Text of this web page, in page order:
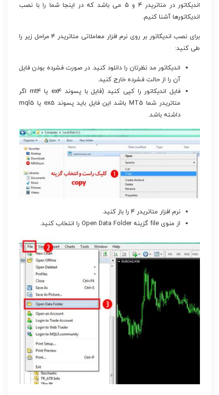
اندیکاتور در متاتریدر ۴ و ۵ می باشد که در اینجا شما را با نصب
اندیکاتورها آشنا کنیم.
برای نصب اندیکاتور بر روی نرم افزار معاملاتی متاتریدر ۴ مراحل زیر را
طی کنید:
اندیکاتور مد نظرتان را دانلود کنید. در صورت فشرده بودن فایل
آن را از حالت فشرده خارج کنید.
فایل اندیکاتور را کپی کنید (فایل با پسوند ex4 یا mt4 اگر
متاتریدر شما MT5 باشد این فایل باید پسوند ex5 یا mql5
داشته باشد.
نرم افزار متاتریدر ۴ را باز کنید.
از منوی file گزینه Open Data Folder را انتخاب کنید.